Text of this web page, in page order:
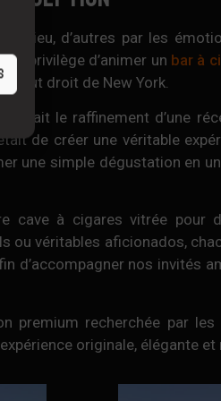
lieu, d’autres par les
le privilège d’animer un bar à
tout droit de New York.
le raffinement d’une
de créer une véritable
une simple dégustation en
à cigares vitrée pour
ou véritables aficionados,
d’accompagner nos invités
premium recherchée par les
originale, élégante et